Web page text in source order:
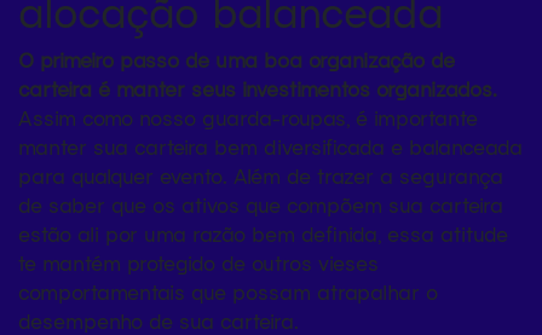
alocação balanceada
O primeiro passo de uma boa organização de
carteira é manter seus investimentos organizados.
Assim como nosso guarda-roupas, é importante
manter sua carteira bem diversificada e balanceada
para qualquer evento. Além de trazer a segurança
de saber que os ativos que compõem sua carteira
estão ali por uma razão bem definida, essa atitude
te mantém protegido de outros vieses
comportamentais que possam atrapalhar o
desempenho de sua carteira.